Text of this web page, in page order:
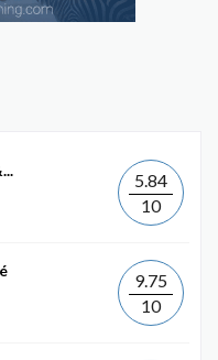
5.84
10
9.75
10